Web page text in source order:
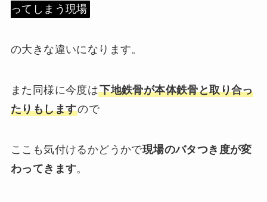
ってしまう現場
の大きな違いになります。
また同様に今度は下地鉄骨が本体鉄骨と取り合っ
たりもしますので
ここも気付けるかどうかで現場のバタつき度が変
わってきます。